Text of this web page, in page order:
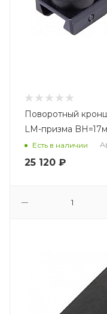
Поворотный
LM-призма
Есть в наличии
25 120 ₽